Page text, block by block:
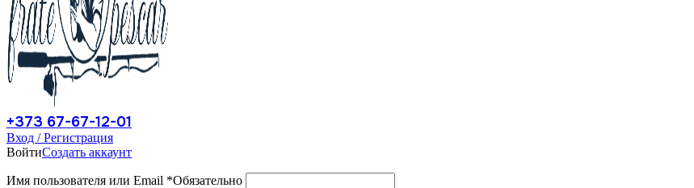
+373 67-67-12-01
Вход / Регистрация
ВойтиСоздать аккаунт
Имя пользователя или Email *Обязательно